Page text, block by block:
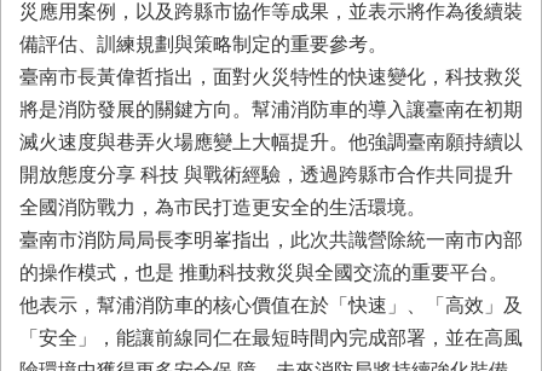
回
臺
南
市
政
府
網
站
English
回
首
頁
災應用案例，以及跨縣市協作等成果，並表示將作為後續裝
備評估、訓練規劃與策略制定的重要參考。
臺南市長黃偉哲指出，面對火災特性的快速變化，科技救災
將是消防發展的關鍵方向。幫浦消防車的導入讓臺南在初期
滅火速度與巷弄火場應變上大幅提升。他強調臺南願持續以
開放態度分享 科技 與戰術經驗，透過跨縣市合作共同提升
全國消防戰力，為市民打造更安全的生活環境。
臺南市消防局局長李明峯指出，此次共識營除統一南市內部
的操作模式，也是 推動科技救災與全國交流的重要平台。
他表示，幫浦消防車的核心價值在於「快速」、「高效」及
「安全」，能讓前線同仁在最短時間內完成部署，並在高風